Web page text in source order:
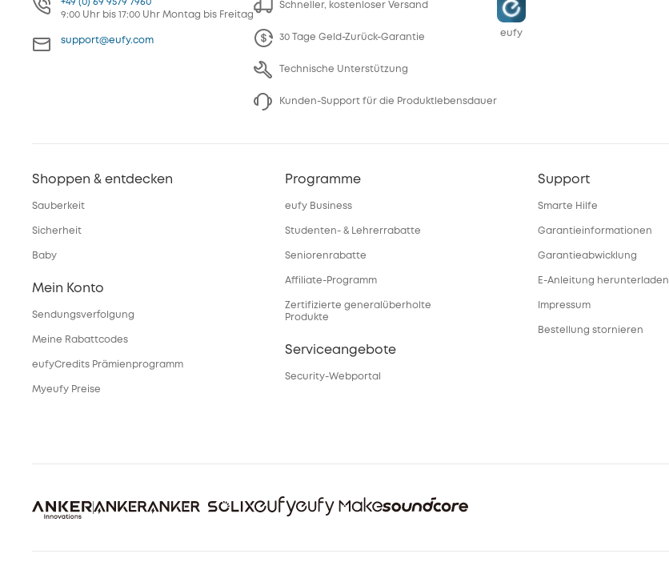
+49 (0) 69 9579 7960
9:00 Uhr bis 17:00 Uhr Montag bis Freitag
support@eufy.com
Schneller, kostenloser Versand
30 Tage Geld-Zurück-Garantie
Technische Unterstützung
Kunden-Support für die Produktlebensdauer
eufy
Shoppen & entdecken
Sauberkeit
Sicherheit
Baby
Mein Konto
Sendungsverfolgung
Meine Rabattcodes
eufyCredits Prämienprogramm
Myeufy Preise
Programme
eufy Business
Studenten- & Lehrerrabatte
Seniorenrabatte
Affiliate-Programm
Zertifizierte generalüberholte
Produkte
Serviceangebote
Security-Webportal
Support
Smarte Hilfe
Garantieinformationen
Garantieabwicklung
E-Anleitung herunterladen
Impressum
Bestellung stornieren